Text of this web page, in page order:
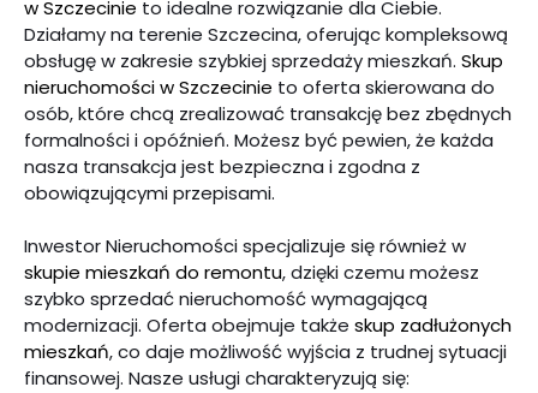
w Szczecinie to idealne rozwiązanie dla Ciebie.
Działamy na terenie Szczecina, oferując kompleksową
obsługę w zakresie szybkiej sprzedaży mieszkań. Skup
nieruchomości w Szczecinie to oferta skierowana do
osób, które chcą zrealizować transakcję bez zbędnych
formalności i opóźnień. Możesz być pewien, że każda
nasza transakcja jest bezpieczna i zgodna z
obowiązującymi przepisami.
Inwestor Nieruchomości specjalizuje się również w
skupie mieszkań do remontu, dzięki czemu możesz
szybko sprzedać nieruchomość wymagającą
modernizacji. Oferta obejmuje także skup zadłużonych
mieszkań, co daje możliwość wyjścia z trudnej sytuacji
finansowej. Nasze usługi charakteryzują się: